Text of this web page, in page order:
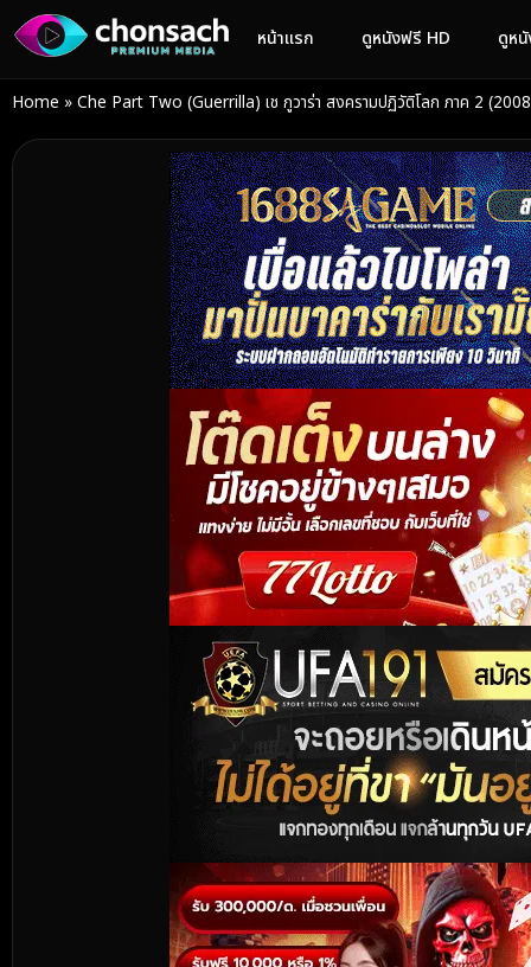
หน้าแรก ดูหนังฟรี HD ดูห
Home » Che Part Two (Guerrilla) เช กูวาร่า สงครามปฏิวัติโลก ภาค 2